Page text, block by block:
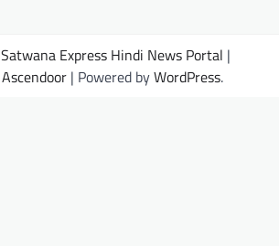
Satwana Express Hindi News Portal |
Ascendoor | Powered byWordPress.